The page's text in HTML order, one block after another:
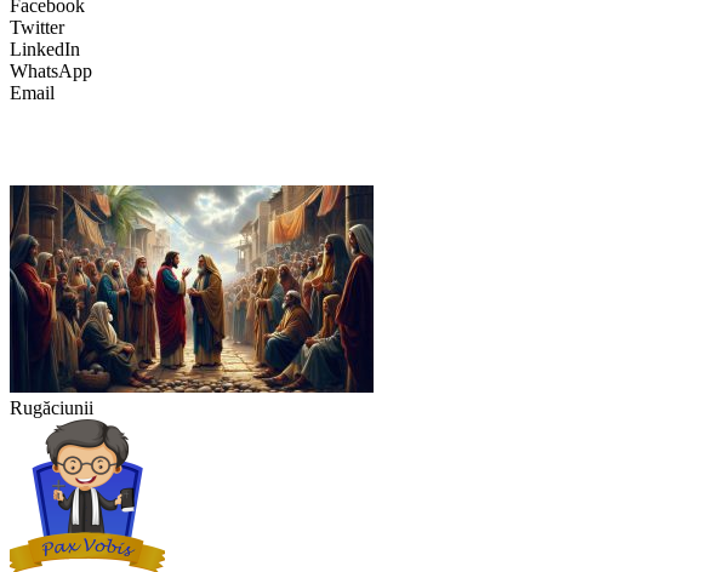
Facebook
Twitter
LinkedIn
WhatsApp
Email
Rugăciunii